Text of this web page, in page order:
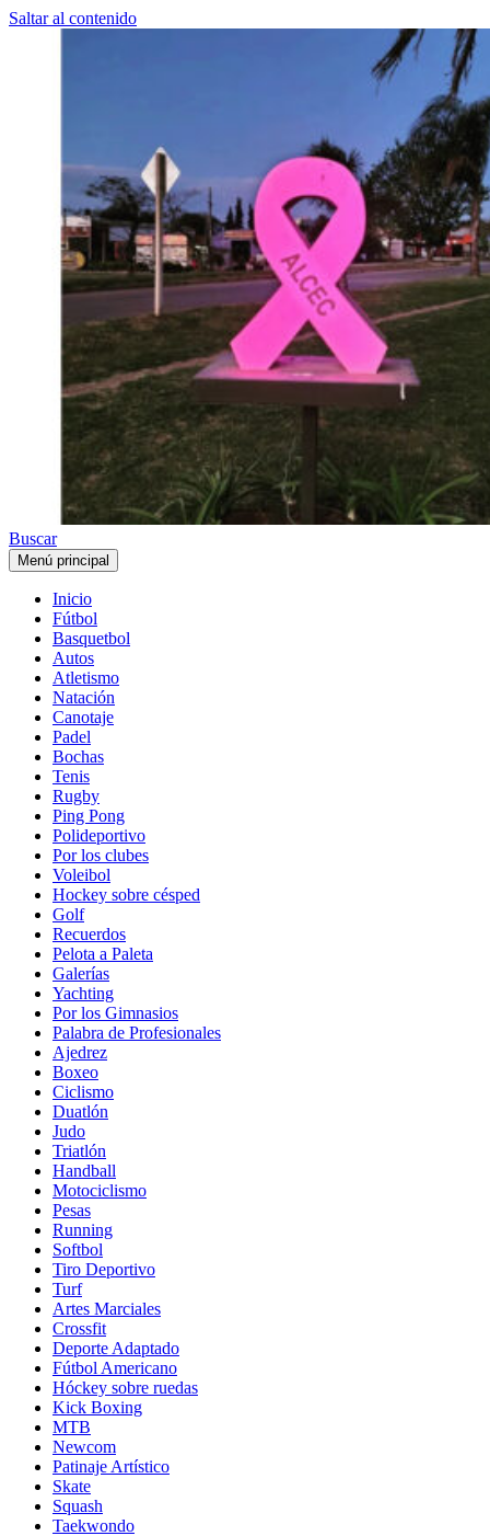
Saltar al contenido
Buscar
Menú principal
Inicio
Fútbol
Basquetbol
Autos
Atletismo
Natación
Canotaje
Padel
Bochas
Tenis
Rugby
Ping Pong
Polideportivo
Por los clubes
Voleibol
Hockey sobre césped
Golf
Recuerdos
Pelota a Paleta
Galerías
Yachting
Por los Gimnasios
Palabra de Profesionales
Ajedrez
Boxeo
Ciclismo
Duatlón
Judo
Triatlón
Handball
Motociclismo
Pesas
Running
Softbol
Tiro Deportivo
Turf
Artes Marciales
Crossfit
Deporte Adaptado
Fútbol Americano
Hóckey sobre ruedas
Kick Boxing
MTB
Newcom
Patinaje Artístico
Skate
Squash
Taekwondo